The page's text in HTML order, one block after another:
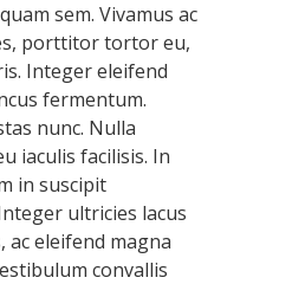
sem. Vivamus ac
porttitor tortor eu,
Integer eleifend
fermentum.
nunc. Nulla
iaculis facilisis. In
in suscipit
ultricies lacus
ac eleifend magna
convallis